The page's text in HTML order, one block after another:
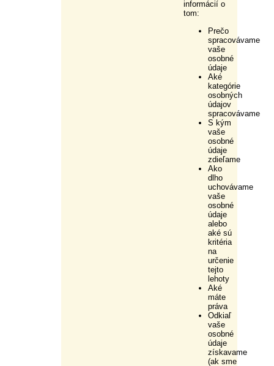
informácií o
tom:
Prečo
spracovávame
vaše
osobné
údaje
Aké
kategórie
osobných
údajov
spracovávame
S kým
vaše
osobné
údaje
zdieľame
Ako
dlho
uchovávame
vaše
osobné
údaje
alebo
aké sú
kritéria
na
určenie
tejto
lehoty
Aké
máte
práva
Odkiaľ
vaše
osobné
údaje
získavame
(ak sme